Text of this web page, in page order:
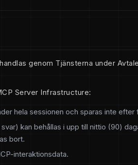
genom Tjänsterna under
Server Infrastructure:
hela sessionen och sparas inte efter
kan behållas i upp till nittio (90)
bort.
interaktionsdata.